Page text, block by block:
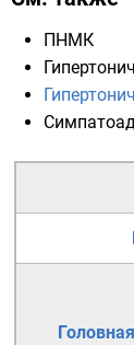
ПНМК